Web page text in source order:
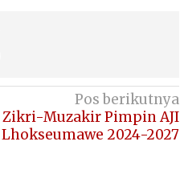
Pos berikutnya
Zikri-Muzakir Pimpin AJI
Lhokseumawe 2024-2027